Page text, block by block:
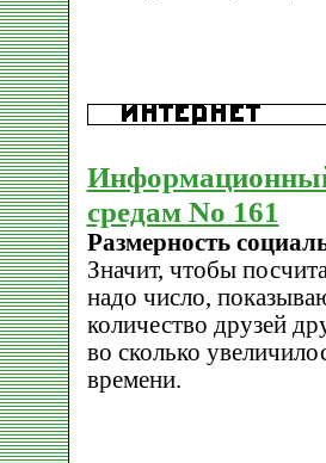
средам No 161
Размерность
Значит, чтобы
надо число,
количество друзей
во сколько
времени.